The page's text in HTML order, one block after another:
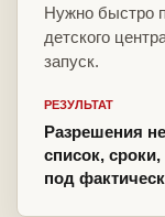
Нужно быстро
детского
запуск.
РЕЗУЛЬТАТ
Разрешения
список,
под